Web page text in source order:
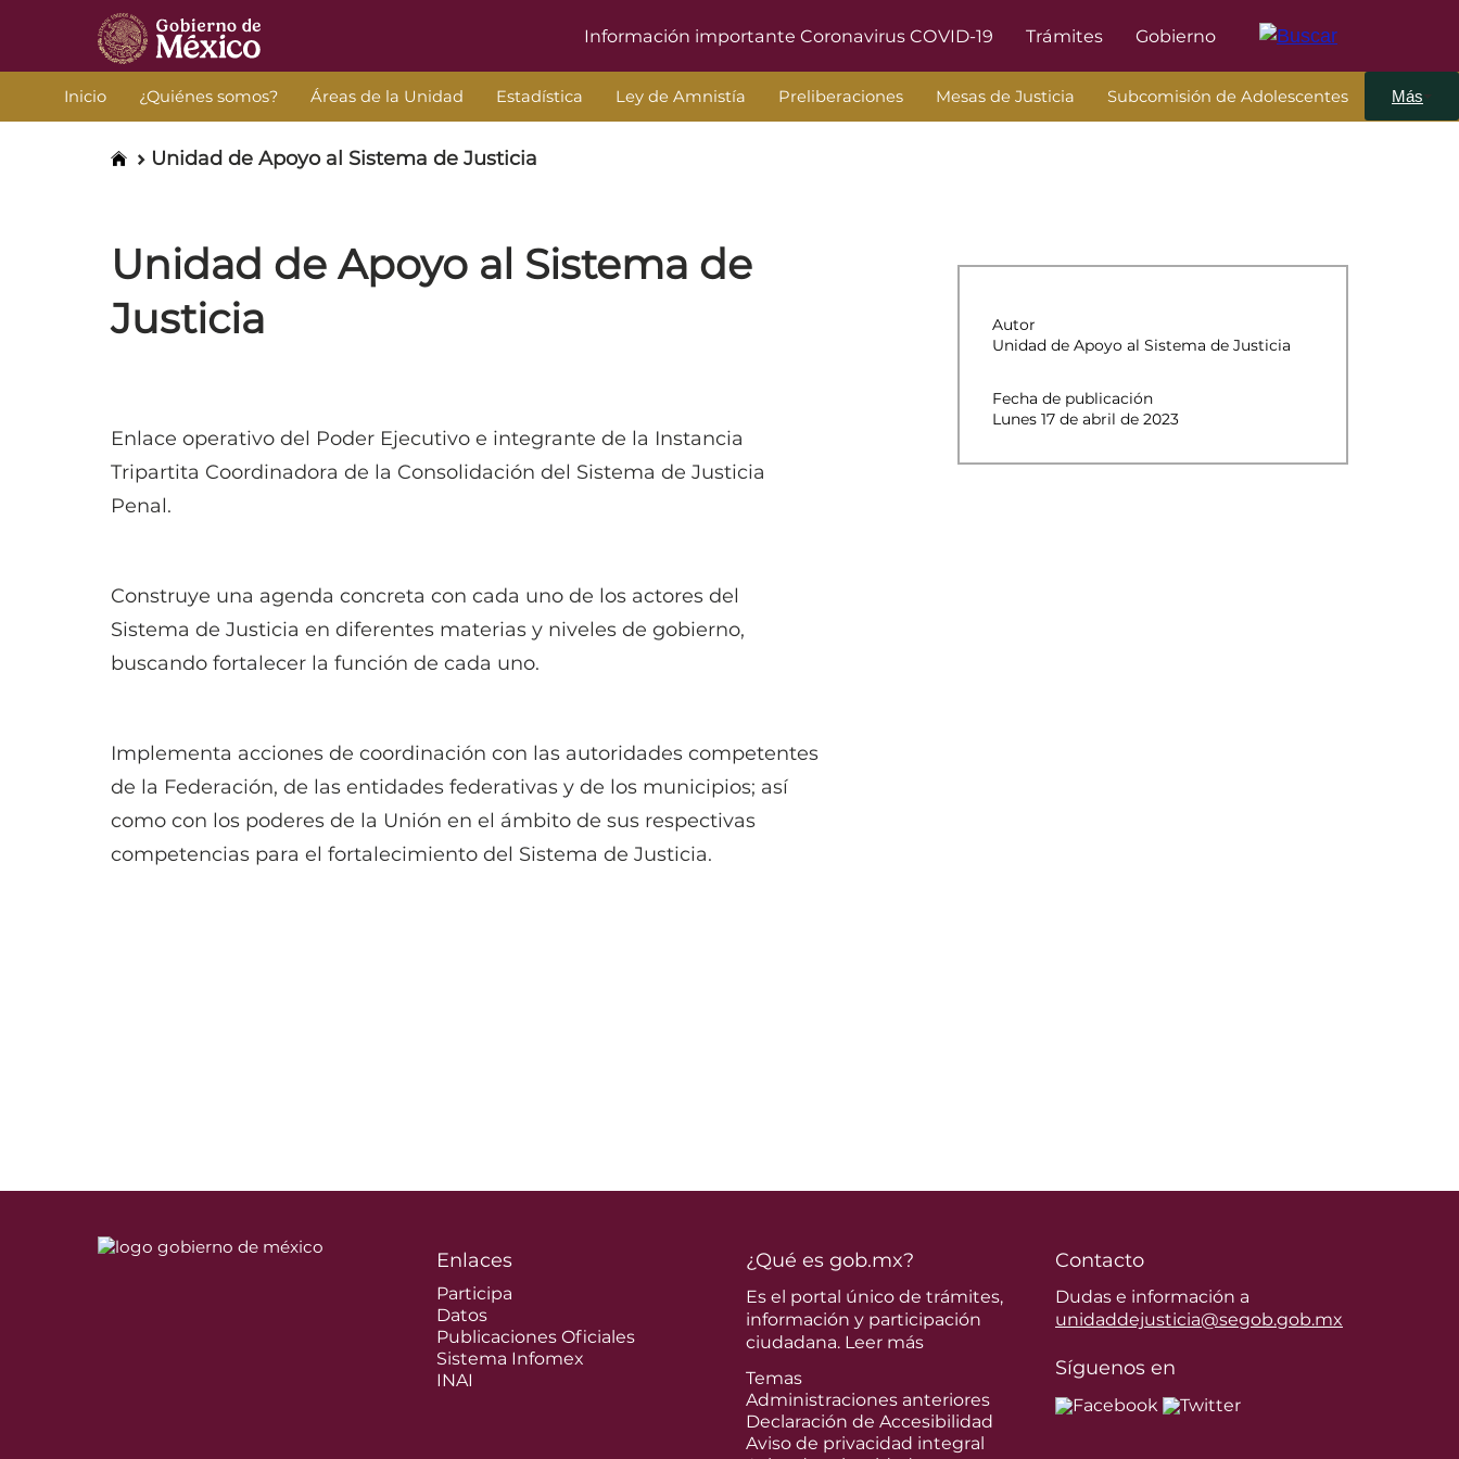
Información importante Coronavirus COVID-19 Trámites Gobierno
Consulta
Externa
Inicio ¿Quiénes somos? Áreas de la Unidad Estadística Ley de Amnistía Preliberaciones Mesas de Justicia Subcomisión de Adolescentes Más
InicioUnidad de Apoyo al Sistema de Justicia
Unidad de Apoyo al Sistema de
Justicia
Autor
Unidad de Apoyo al Sistema de Justicia
Fecha de publicación
Lunes 17 de abril de 2023
Enlace operativo del Poder Ejecutivo e integrante de la Instancia
Tripartita Coordinadora de la Consolidación del Sistema de Justicia
Penal.
Construye una agenda concreta con cada uno de los actores del
Sistema de Justicia en diferentes materias y niveles de gobierno,
buscando fortalecer la función de cada uno.
Implementa acciones de coordinación con las autoridades competentes
de la Federación, de las entidades federativas y de los municipios; así
como con los poderes de la Unión en el ámbito de sus respectivas
competencias para el fortalecimiento del Sistema de Justicia.
Enlaces
Participa
Datos
Publicaciones Oficiales
Sistema Infomex
INAI
¿Qué es gob.mx?
Es el portal único de trámites,
información y participación
ciudadana. Leer más
Temas
Administraciones anteriores
Declaración de Accesibilidad
Aviso de privacidad integral
Contacto
Dudas e información a
unidaddejusticia@segob.gob.mx
Síguenos en